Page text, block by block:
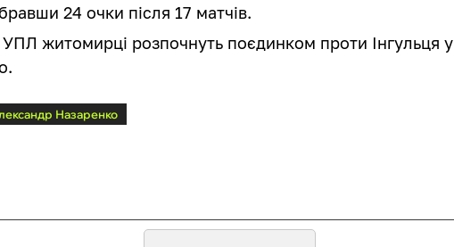
24 очки після 17 матчів.
житомирці розпочнуть поєдинком проти Інгульця у
Назаренко